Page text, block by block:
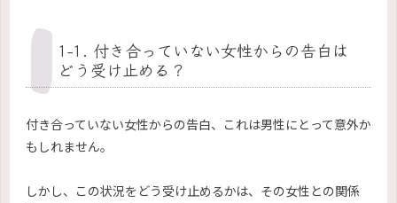
1-1. 付き合っていない女性からの告白は
どう受け止める？
付き合っていない女性からの告白、これは男性にとって意外か
もしれません。
しかし、この状況をどう受け止めるかは、その女性との関係